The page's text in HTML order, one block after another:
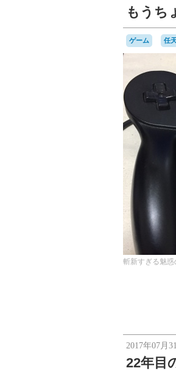
もうち
ゲーム 任
斬新すぎる魅
2017年07月
22年目